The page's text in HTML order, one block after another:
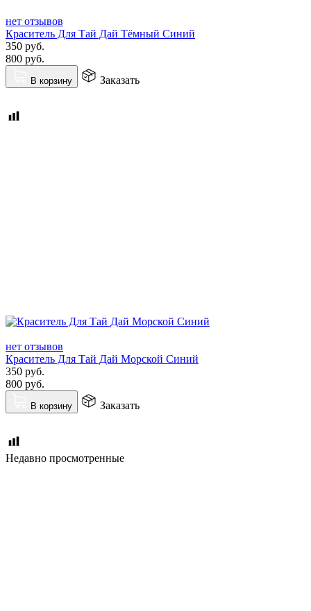
нет отзывов
Краситель Для Тай Дай Тёмный Синий
350 руб.
800 руб.
В корзину Заказать
нет отзывов
Краситель Для Тай Дай Морской Синий
350 руб.
800 руб.
В корзину Заказать
Недавно просмотренные